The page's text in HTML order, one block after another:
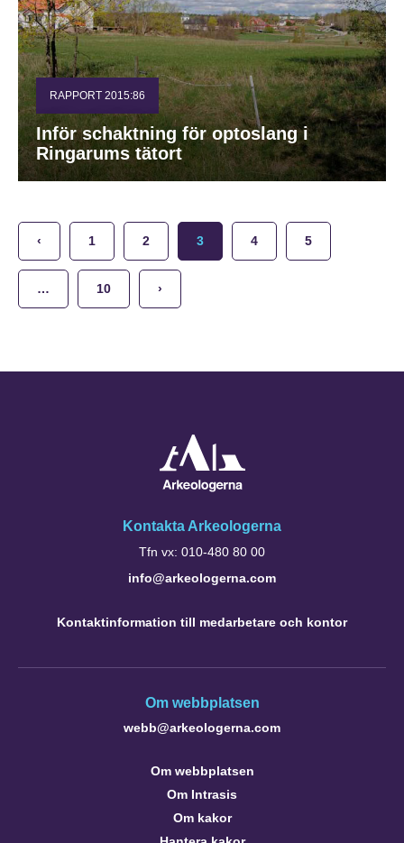
RAPPORT 2015:86
Inför schaktning för optoslang i
Ringarums tätort
‹ 1 2 3 4 5
… 10 ›
Kontakta Arkeologerna
Tfn vx: 010-480 80 00
info@arkeologerna.com
Kontaktinformation till medarbetare och kontor
Om webbplatsen
webb@arkeologerna.com
Om webbplatsen
Om Intrasis
Om kakor